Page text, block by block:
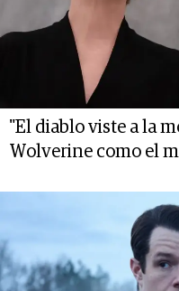
"El diablo viste a la
Wolverine como el